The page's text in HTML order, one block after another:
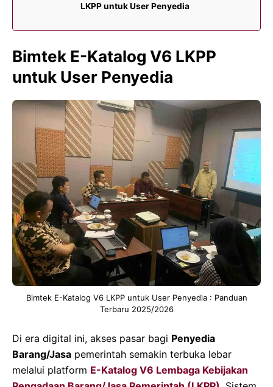
LKPP untuk User Penyedia
Bimtek E-Katalog V6 LKPP
untuk User Penyedia
Bimtek E-Katalog V6 LKPP untuk User Penyedia : Panduan
Terbaru 2025/2026
Di era digital ini, akses pasar bagi Penyedia
Barang/Jasa pemerintah semakin terbuka lebar
melalui platform E-Katalog V6 Lembaga Kebijakan